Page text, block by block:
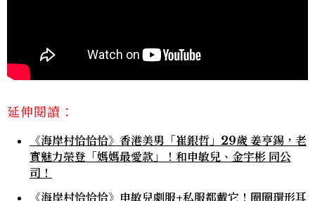
延伸閱讀：
《海岸村恰恰恰》香港美男「崔銀哲」29歲 姜亨錫，老
實魅力榮登「媽媽最愛款」！和申敏兒、金宇彬 同公
司！
《海岸村恰恰恰》申敏兒劇服+私服都戴它！圈圈環形耳